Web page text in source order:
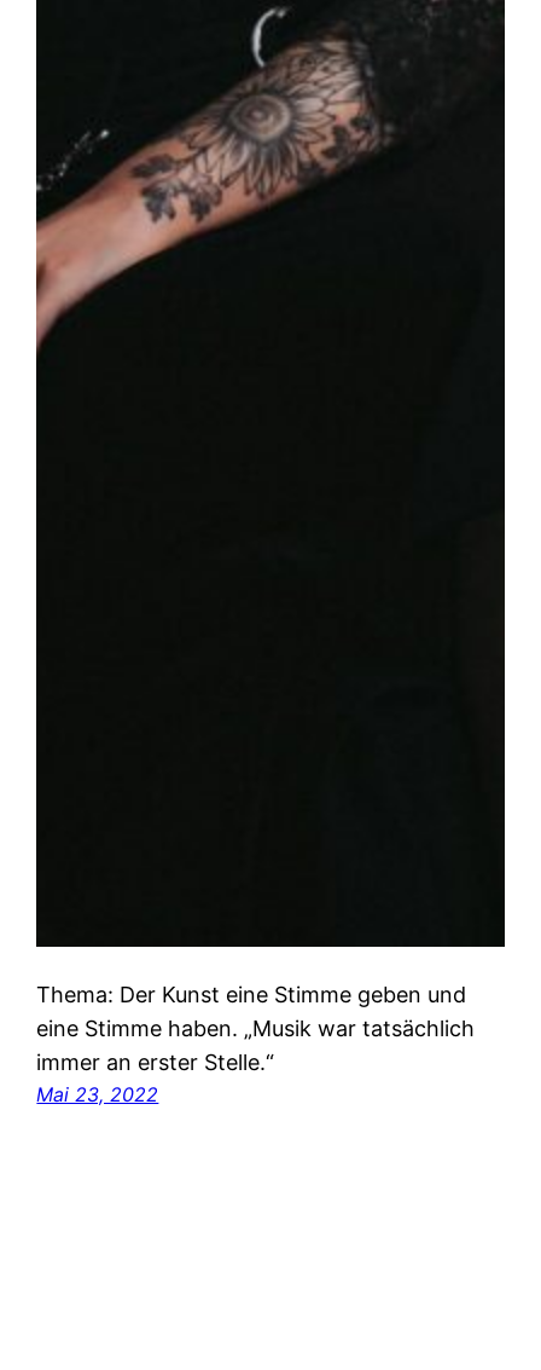
Thema: Der Kunst eine Stimme geben und
eine Stimme haben. „Musik war tatsächlich
immer an erster Stelle.“
Mai 23, 2022